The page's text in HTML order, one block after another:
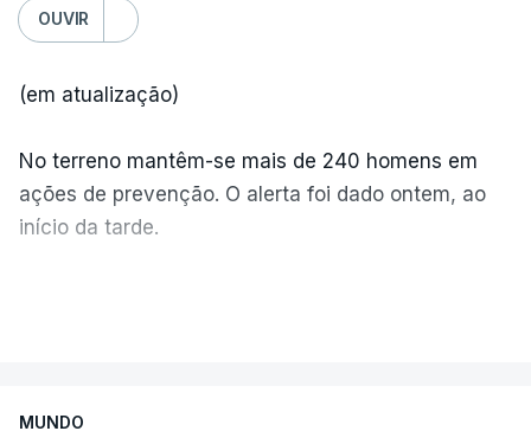
OUVIR
(em atualização)
No terreno mantêm-se mais de 240 homens em
ações de prevenção. O alerta foi dado ontem, ao
início da tarde.
MUNDO